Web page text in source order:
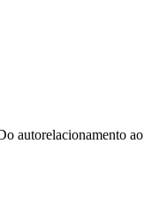
autorelacionamento ao